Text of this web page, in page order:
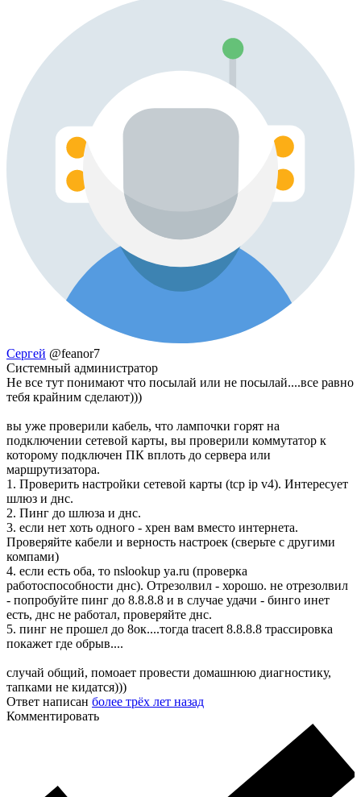
Сергей @feanor7
Системный администратор
Не все тут понимают что посылай или не посылай....все равно
тебя крайним сделают)))
вы уже проверили кабель, что лампочки горят на
подключении сетевой карты, вы проверили коммутатор к
которому подключен ПК вплоть до сервера или
маршрутизатора.
1. Проверить настройки сетевой карты (tcp ip v4). Интересует
шлюз и днс.
2. Пинг до шлюза и днс.
3. если нет хоть одного - хрен вам вместо интернета.
Проверяйте кабели и верность настроек (сверьте с другими
компами)
4. если есть оба, то nslookup ya.ru (проверка
работоспособности днс). Отрезолвил - хорошо. не отрезолвил
- попробуйте пинг до 8.8.8.8 и в случае удачи - бинго инет
есть, днс не работал, проверяйте днс.
5. пинг не прошел до 8ок....тогда tracert 8.8.8.8 трассировка
покажет где обрыв....
случай общий, помоает провести домашнюю диагностику,
тапками не кидатся)))
Ответ написан более трёх лет назад
Комментировать